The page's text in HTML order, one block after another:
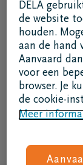
ma - vr
Ik ben een
Aanmelden in
Ik ben een
MVO code
DELA
de website
houden.
aan de hand
Aanvaard
voor een
browser. Je
de cookie-
Meer